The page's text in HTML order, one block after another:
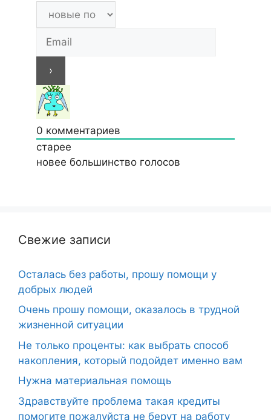
0 комментариев
старее
новее большинство голосов
Свежие записи
Осталась без работы, прошу помощи у
добрых людей
Очень прошу помощи, оказалось в трудной
жизненной ситуации
Не только проценты: как выбрать способ
накопления, который подойдет именно вам
Нужна материальная помощь
Здравствуйте проблема такая кредиты
помогите пожалуйста не берут на работу